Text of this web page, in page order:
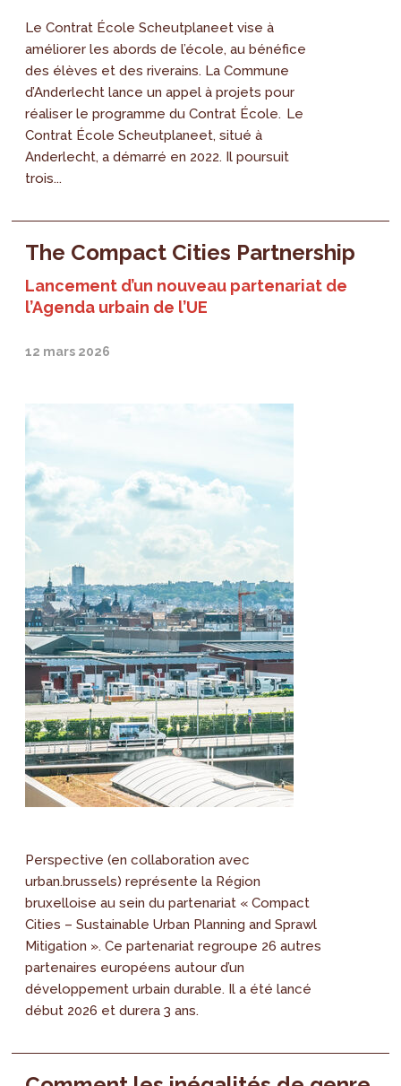
Le Contrat École Scheutplaneet vise à
améliorer les abords de l’école, au bénéfice
des élèves et des riverains. La Commune
d’Anderlecht lance un appel à projets pour
réaliser le programme du Contrat École. Le
Contrat École Scheutplaneet, situé à
Anderlecht, a démarré en 2022. Il poursuit
trois...
The Compact Cities Partnership
Lancement d’un nouveau partenariat de
l’Agenda urbain de l’UE
12 mars 2026
Perspective (en collaboration avec
urban.brussels) représente la Région
bruxelloise au sein du partenariat « Compact
Cities – Sustainable Urban Planning and Sprawl
Mitigation ». Ce partenariat regroupe 26 autres
partenaires européens autour d’un
développement urbain durable. Il a été lancé
début 2026 et durera 3 ans.